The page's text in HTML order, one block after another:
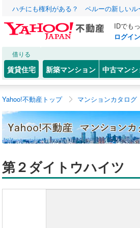
ハチにも権利がある？ ペルーの新しいル
IDでも
ログイン
借りる
賃貸住宅 新築マンション 中古マンシ
Yahoo!不動産トップ マンションカタログ
第２ダイトウハイツ